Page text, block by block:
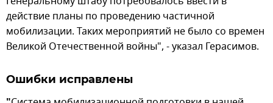
действие планы по проведению частичной
мобилизации. Таких мероприятий не было со времен
Великой Отечественной войны", - указал Герасимов.
Ошибки исправлены